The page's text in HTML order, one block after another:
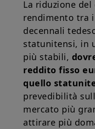
La riduzione
rendimento tra
decennali
statunitensi, in
più stabili,
reddito fisso
quello
prevedibilità
mercato più
attirare più